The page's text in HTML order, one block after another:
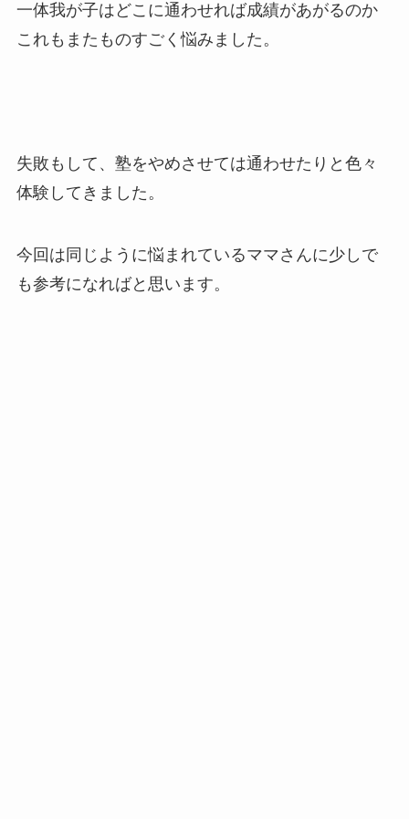
一体我が子はどこに通わせれば成績があがるのか
これもまたものすごく悩みました。
失敗もして、塾をやめさせては通わせたりと色々
体験してきました。
今回は同じように悩まれているママさんに少しで
も参考になればと思います。